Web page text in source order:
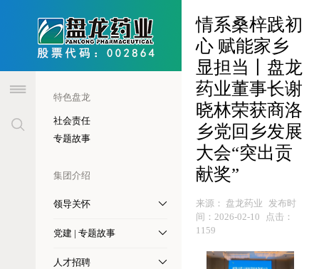
特色盘龙
社会责任
专题故事
集团介绍
领导关怀
党建 | 专题故事
人才招聘
情系桑梓践初
心 赋能家乡
显担当丨盘龙
药业董事长谢
晓林荣获商洛
乡党回乡发展
大会“突出贡
献奖”
来源： 盘龙药业 发布时
间： 2026-02-10
点击：
1159